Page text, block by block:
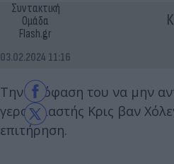
Συντακτική
Ομάδα
Flash.gr
03.02.2024 11:16
Την απόφαση του να μην
γερουσιαστής Κρις βαν
επιτήρηση.